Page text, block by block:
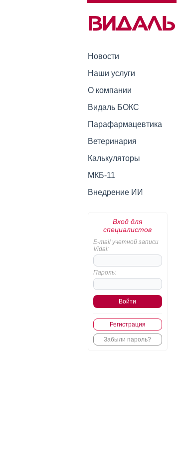
Новости
Наши услуги
О компании
Видаль БОКС
Парафармацевтика
Ветеринария
Калькуляторы
МКБ-11
Внедрение ИИ
Вход для
специалистов
E-mail учетной записи
Vidal:
Пароль:
Регистрация
Забыли пароль?